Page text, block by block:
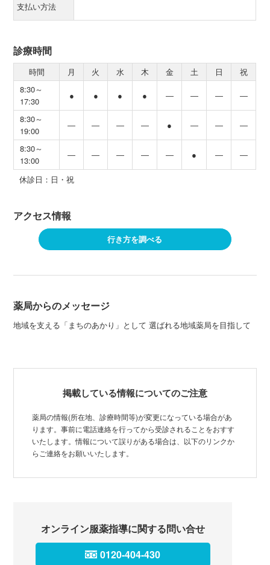
支払い方法
診療時間
時間 月 火 水 木 金 土 日
祝
8:30～
17:30
● ● ● ● ― ― ― ―
8:30～
19:00
― ― ― ― ● ― ― ―
8:30～
13:00
― ― ― ― ― ● ― ―
休診日：日・祝
アクセス情報
行き方を調べる
薬局からのメッセージ
地域を支える「まちのあかり」として 選ばれる地域薬局を目指して
掲載している情報についてのご注意
薬局の情報(所在地、診療時間等)が変更になっている場合があ
ります。事前に電話連絡を行ってから受診されることをおすす
いたします。情報について誤りがある場合は、以下のリンクか
らご連絡をお願いいたします。
オンライン服薬指導に関する問い合せ
0120-404-430